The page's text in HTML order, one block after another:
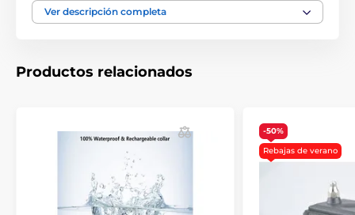
Accesorios Collares de adiestramiento
Ver descripción completa
Productos relacionados
-50%
Rebajas de verano